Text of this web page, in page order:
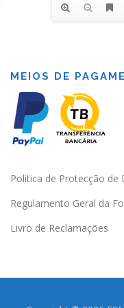
MEIOS DE
Politica de Protecção de
Regulamento Geral da
Livro de Reclamações